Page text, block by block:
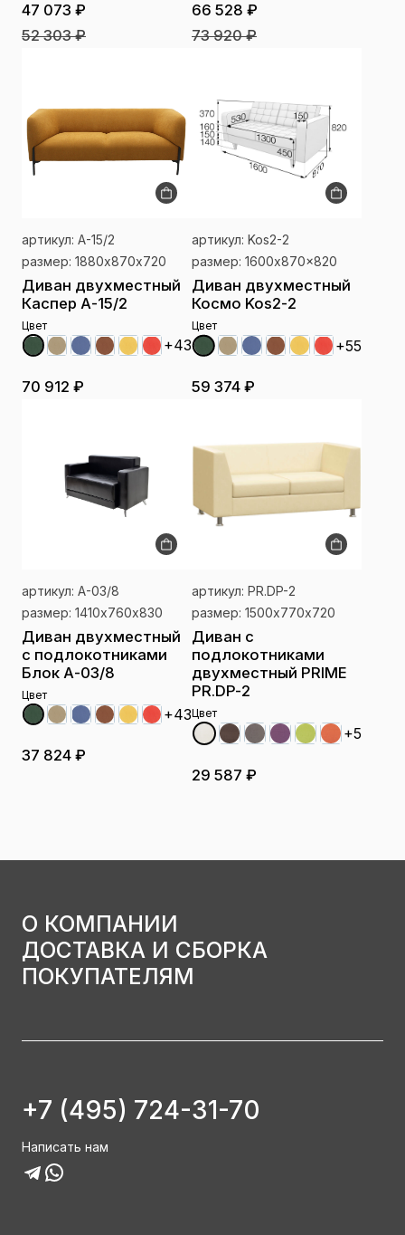
47 073 ₽
52 303 ₽
66 528 ₽
73 920 ₽
артикул: А-15/2
размер: 1880х870х720
Диван двухместный
Каспер А-15/2
Цвет
+43
70 912 ₽
артикул: Kos2-2
размер: 1600x870x820
Диван двухместный
Космо Kos2-2
Цвет
+55
59 374 ₽
артикул: А-03/8
размер: 1410х760х830
Диван двухместный
с подлокотниками
Блок А-03/8
Цвет
+43
37 824 ₽
артикул: PR.DP-2
размер: 1500х770х720
Диван с
подлокотниками
двухместный PRIME
PR.DP-2
Цвет
+5
29 587 ₽
О КОМПАНИИ
ДОСТАВКА И СБОРКА
ПОКУПАТЕЛЯМ
+7 (495) 724-31-70
Написать нам